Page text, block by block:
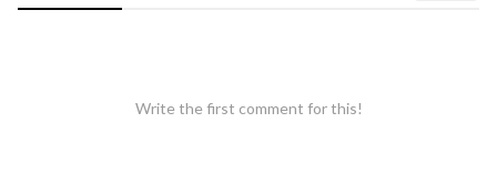
Write the first comment for this!